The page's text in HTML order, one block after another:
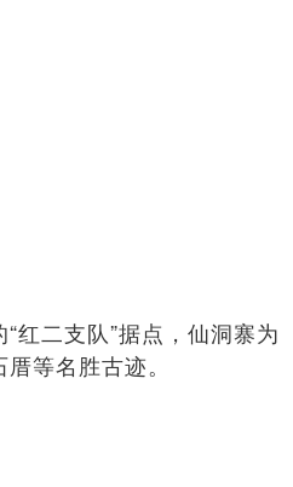
红二支队”据点，仙洞寨为
等名胜古迹。